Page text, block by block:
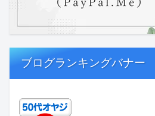
ブログランキングバナー